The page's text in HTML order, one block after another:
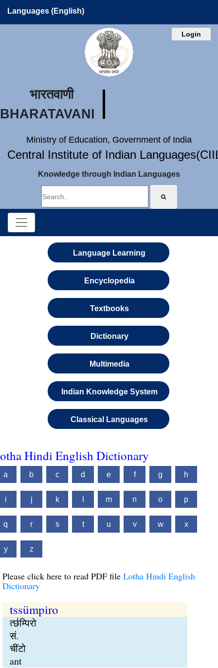
Languages (English)
Login
भारतवाणी
BHARATAVANI
Ministry of Education, Government of India
Central Institute of Indian
Knowledge through Indian Languages
Language Learning
Encyclopedia
Textbooks
Dictionary
Multimedia
Indian Knowledge System
Classical Languages
Hindi English Dictionary
a b c d e f g h
i j k m n o p
q r s t u v w x
y z
Please click here to read PDF file Lotha Hindi English
Dictionary
tssümpiro
त्छ॑म्पिरो
सं.
चींटो
ant